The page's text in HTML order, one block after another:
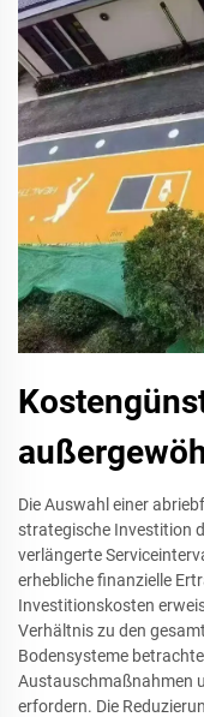
Die Auswahl einer
strategische Investition
verlängerte
erhebliche finanzielle
Investitionskosten
Verhältnis zu den
Bodensysteme
Austauschmaßnahmen
erfordern. Die